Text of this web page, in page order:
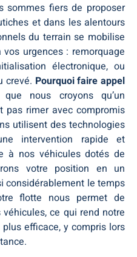
sommes fiers de proposer
et dans les alentours
du terrain se mobilise
urgences : remorquage
électronique, ou
crevé. Pourquoi faire appel
que nous croyons qu’un
pas rimer avec compromis
utilisent des technologies
intervention rapide et
à nos véhicules dotés de
votre position en un
considérablement le temps
flotte nous permet de
ce qui rend notre
efficace, y compris lors